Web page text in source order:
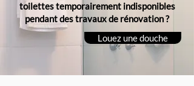
toilettes temporairement indisponibles
pendant des travaux de rénovation ?
Louez une douche